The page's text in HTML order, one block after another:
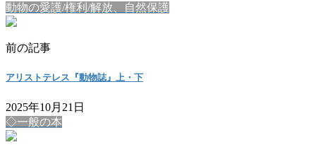
動物の愛護/権利/解放、自然保護
前の記事
アリストテレス『動物誌』上・下
2025年10月21日
◇一般の本